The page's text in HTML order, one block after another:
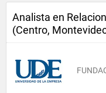
Analista en
(Centro,